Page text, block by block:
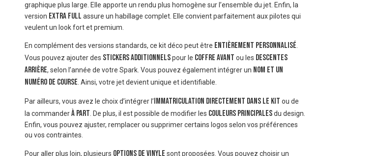
graphique plus large. Elle apporte un rendu plus homogène sur l’ensemble du jet. Enfin, la
version Extra Full assure un habillage complet. Elle convient parfaitement aux pilotes qui
veulent un look fort et premium.
En complément des versions standards, ce kit déco peut être entièrement personnalisé
Vous pouvez ajouter des stickers additionnelspour le coffre avant ou les descentes
arrière, selon l’année de votre Spark. Vous pouvez également intégrer un nom et un
numéro de course . Ainsi, votre jet devient unique et identifiable.
Par ailleurs, vous avez le choix d’intégrer l’immatriculation directement dans le kit ou de
la commanderà part. De plus, il est possible de modifier les couleurs principalesdu design.
Enfin, vous pouvez ajuster, remplacer ou supprimer certains logos selon vos préférences
ou vos contraintes.
Pour aller plus loin, plusieurs options de vinyle sont proposées. Vous pouvez choisir un